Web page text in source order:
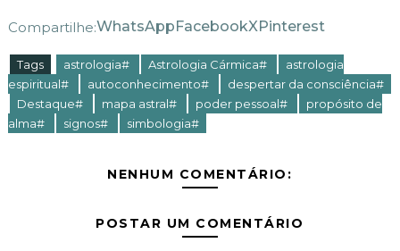
Compartilhe:WhatsApp FacebookXPinterest
Tags astrologia# Astrologia Cármica#
astrologia
espiritual#
autoconhecimento#
despertar da consciência#
Destaque#
mapa astral# poder pessoal#
propósito de
alma#
signos# simbologia#
NENHUM COMENTÁRIO:
POSTAR UM COMENTÁRIO